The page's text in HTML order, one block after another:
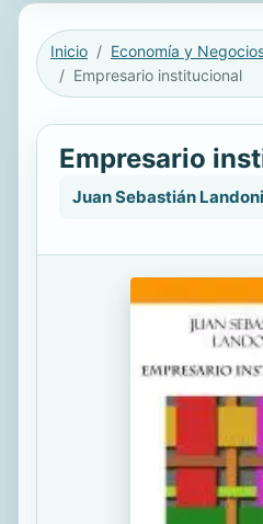
Inicio
Economía y
Empresario institucional
Empresario
Juan Sebastián Landoni